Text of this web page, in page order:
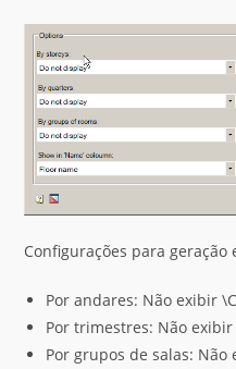
Configurações para
Por andares: Não exibir
Por trimestres: Não
Por grupos de salas: